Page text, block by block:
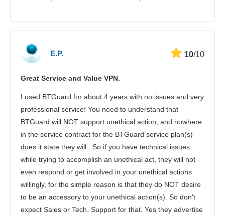
E.P. 10/10
Great Service and Value VPN.
I used BTGuard for about 4 years with no issues and very
professional service! You need to understand that
BTGuard will NOT support unethical action, and nowhere
in the service contract for the BTGuard service plan(s)
does it state they will . So if you have technical issues
while trying to accomplish an unethical act, they will not
even respond or get involved in your unethical actions
willingly, for the simple reason is that they do NOT desire
to be an accessory to your unethical action(s). So don't
expect Sales or Tech. Support for that. Yes they advertise